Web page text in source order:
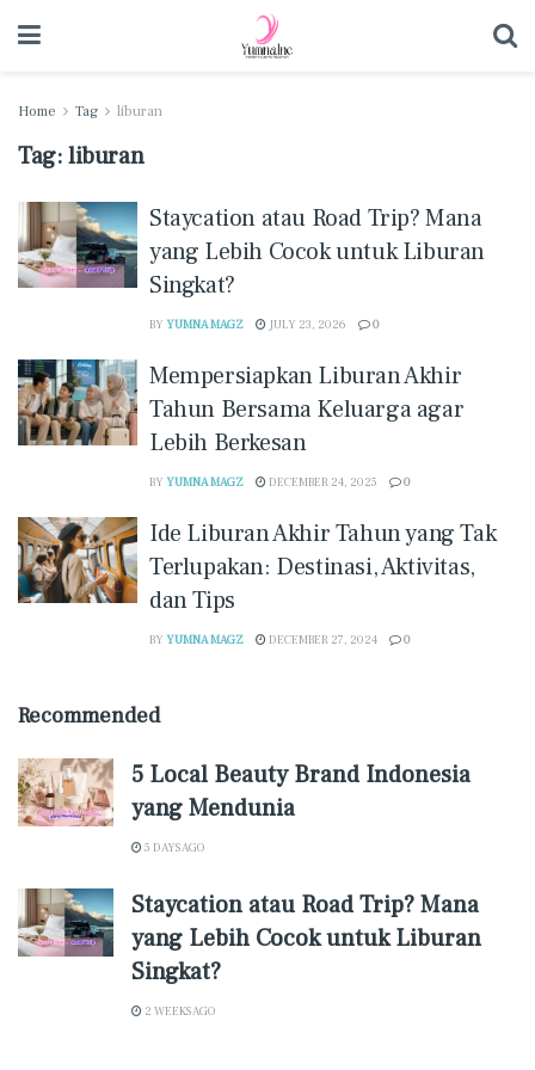
Home Tag liburan
Tag:liburan
Staycation atau Road Trip? Mana
yang Lebih Cocok untuk Liburan
Singkat?
BY YUMNA MAGZ JULY 23, 2026 0
Mempersiapkan Liburan Akhir
Tahun Bersama Keluarga agar
Lebih Berkesan
BY YUMNA MAGZ DECEMBER 24, 2025 0
Ide Liburan Akhir Tahun yang Tak
Terlupakan: Destinasi, Aktivitas,
dan Tips
BY YUMNA MAGZ DECEMBER 27, 2024 0
Recommended
5 Local Beauty Brand Indonesia
yang Mendunia
5 DAYS AGO
Staycation atau Road Trip? Mana
yang Lebih Cocok untuk Liburan
Singkat?
2 WEEKS AGO